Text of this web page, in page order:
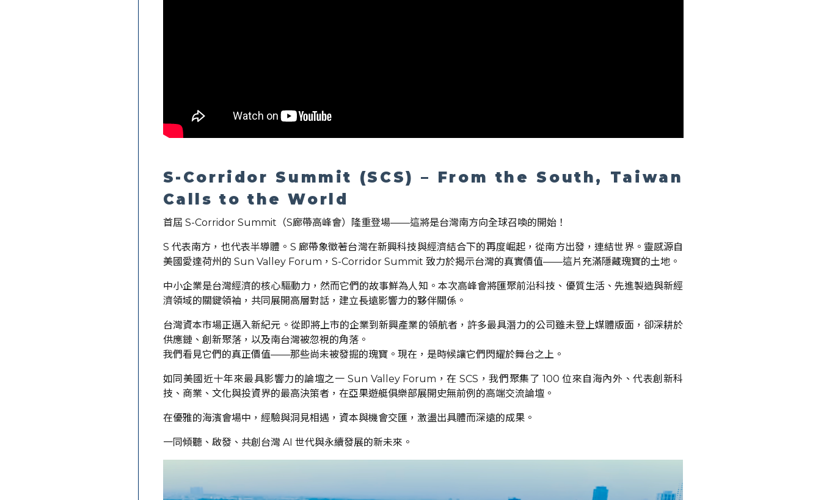
S-Corridor Summit (SCS) – From the South, Taiwan
Calls to the World
首屆 S-Corridor Summit（S廊帶高峰會）隆重登場——這將是台灣南方向全球召喚的開始！
S 代表南方，也代表半導體。S 廊帶象徵著台灣在新興科技與經濟結合下的再度崛起，從南方出發，連結世界。靈感源自
美國愛達荷州的 Sun Valley Forum，S-Corridor Summit 致力於揭示台灣的真實價值——這片充滿隱藏瑰寶的土地。
中小企業是台灣經濟的核心驅動力，然而它們的故事鮮為人知。本次高峰會將匯聚前沿科技、優質生活、先進製造與新經
濟領域的關鍵領袖，共同展開高層對話，建立長遠影響力的夥伴關係。
台灣資本市場正邁入新紀元。從即將上市的企業到新興產業的領航者，許多最具潛力的公司雖未登上媒體版面，卻深耕於
供應鏈、創新聚落，以及南台灣被忽視的角落。
我們看見它們的真正價值——那些尚未被發掘的瑰寶。現在，是時候讓它們閃耀於舞台之上。
如同美國近十年來最具影響力的論壇之一 Sun Valley Forum，在 SCS，我們聚集了 100 位來自海內外、代表創新科
技、商業、文化與投資界的最高決策者，在亞果遊艇俱樂部展開史無前例的高端交流論壇。
在優雅的海濱會場中，經驗與洞見相遇，資本與機會交匯，激盪出具體而深遠的成果。
一同傾聽、啟發、共創台灣 AI 世代與永續發展的新未來。